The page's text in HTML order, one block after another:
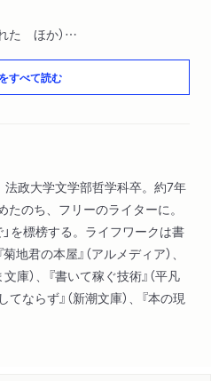
た ほか）
ゃない（本屋に本がない
すべて読む
政大学文学部哲学科卒。約7年
のち、フリーのライターに。
を標榜する。ライフワークは書
君の本屋』（アルメディア）、
庫）、『書いて稼ぐ技術』（平凡
ならず』（新潮文庫）、『本の現